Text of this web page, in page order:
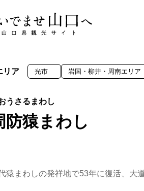
口へー山口県観光サイト
防猿まわし
猿まわしの発祥地で53年に復活、大
リア 光市 岩国・柳井・周南エリア